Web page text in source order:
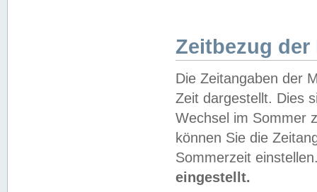
Zeitbezug der
Die Zeitangaben der
Zeit dargestellt. Dies
Wechsel im Sommer
können Sie die
Sommerzeit
eingestellt.